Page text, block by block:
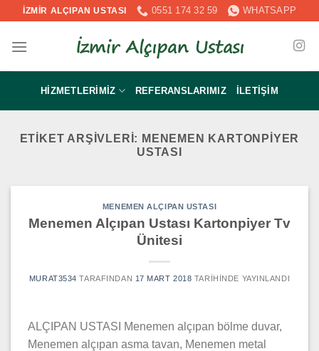
İçeriğeİZMİR ALÇIPAN USTASI 0551 174 32 59 WHATSAPP
HIZMETLERIMIZ REFERANSLARIMIZ İLETIŞIM
ETIKET ARŞIVLERI: MENEMEN KARTONPIYER
USTASI
MENEMEN ALÇIPAN USTASI
Menemen Alçıpan Ustası Kartonpiyer Tv
Ünitesi
MURAT3534 TARAFINDAN 17 MART 2018 TARIHINDE YAYINLANDI
ALÇIPAN USTASI Menemen alçıpan bölme duvar,
Menemen alçıpan asma tavan, Menemen metal